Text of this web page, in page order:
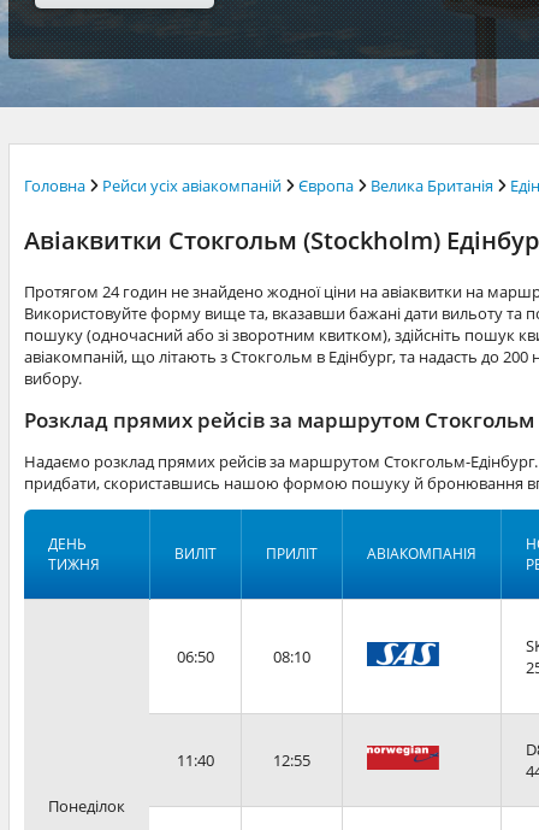
Головна Рейси усіх авіакомпаній Європа Велика Британія
Авіаквитки Стокгольм (Stockholm)
Протягом 24 годин не знайдено жодної ціни на авіаквитки на
Використовуйте форму вище та, вказавши бажані дати вильоту та
пошуку (одночасний або зі зворотним квитком), здійсніть пошук
авіакомпаній, що літають з Стокгольм в Едінбург, та надасть до
вибору.
Розклад прямих рейсів за маршрутом Стокгольм
Надаємо розклад прямих рейсів за маршрутом Стокгольм-
придбати, скориставшись нашою формою пошуку й бронювання
ДЕНЬ
ТИЖНЯ
ВИЛІТ ПРИЛІТ АВІАКОМПАНІЯ
Понеділок
06:50 08:10
11:40 12:55